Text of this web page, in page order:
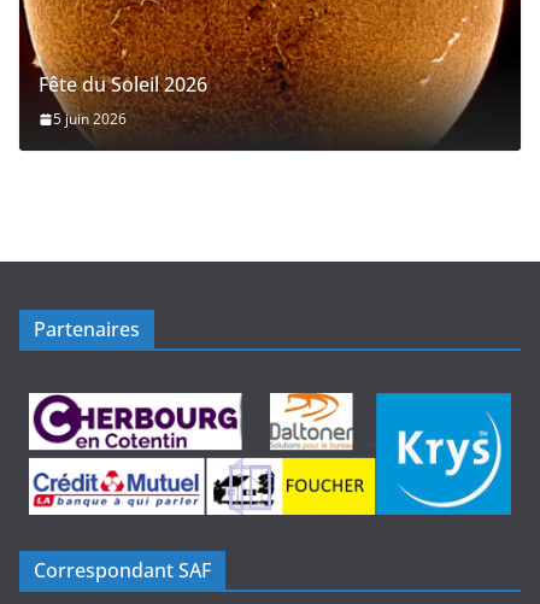
Fête du Soleil 2026
5 juin 2026
Partenaires
Correspondant SAF